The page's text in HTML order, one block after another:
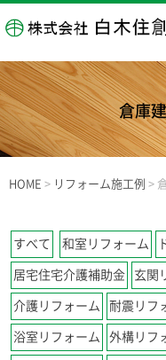
倉庫
HOME > リフォーム施工例 >
すべて 和室リフォーム
居宅住宅介護補助金 玄関
介護リフォーム 耐震リフ
浴室リフォーム 外構リフ